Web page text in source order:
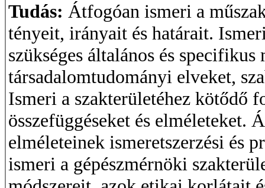
Tudás: Átfogóan ismeri a
tényeit, irányait és határait.
szükséges általános és
társadalomtudományi elveket,
Ismeri a szakterületéhez kötődő
összefüggéseket és elméleteket.
elméleteinek ismeretszerzési és
ismeri a gépészmérnöki